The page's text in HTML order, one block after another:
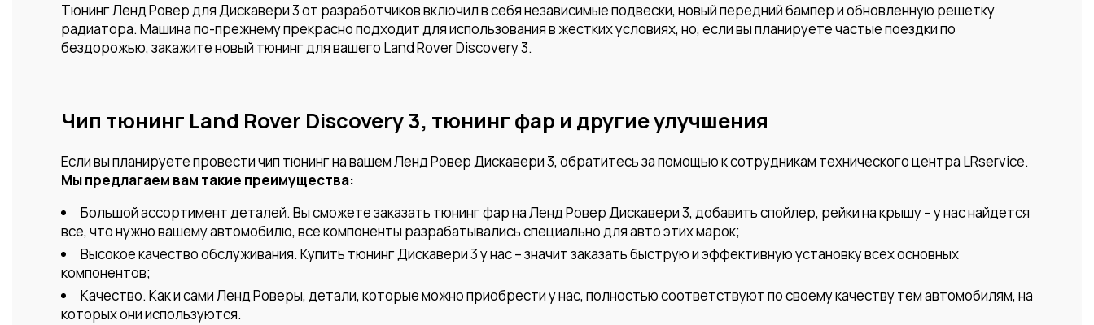
Тюнинг Ленд Ровер для Дискавери 3 от разработчиков включил в себя независимые подвески, новый передний бампер и обновленную решетку
радиатора. Машина по-прежнему прекрасно подходит для использования в жестких условиях, но, если вы планируете частые поездки по
бездорожью, закажите новый тюнинг для вашего Land Rover Discovery 3.
Чип тюнинг Land Rover Discovery 3, тюнинг фар и другие улучшения
Если вы планируете провести чип тюнинг на вашем Ленд Ровер Дискавери 3, обратитесь за помощью к сотрудникам технического центра LRservice.
Мы предлагаем вам такие преимущества:
Большой ассортимент деталей. Вы сможете заказать тюнинг фар на Ленд Ровер Дискавери 3, добавить спойлер, рейки на крышу – у нас найдется
все, что нужно вашему автомобилю, все компоненты разрабатывались специально для авто этих марок;
Высокое качество обслуживания. Купить тюнинг Дискавери 3 у нас – значит заказать быструю и эффективную установку всех основных
компонентов;
Качество. Как и сами Ленд Роверы, детали, которые можно приобрести у нас, полностью соответствуют по своему качеству тем автомобилям, на
которых они используются.